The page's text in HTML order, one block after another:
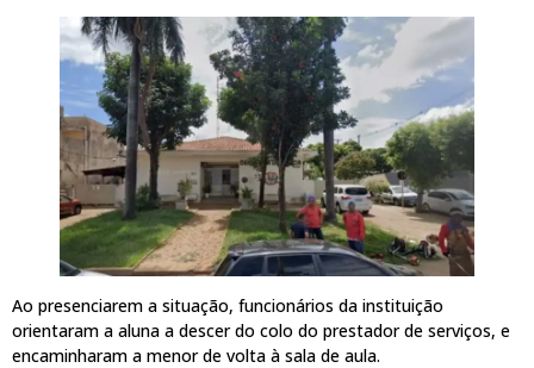
Ao presenciarem a situação, funcionários da instituição
orientaram a aluna a descer do colo do prestador de serviços, e
encaminharam a menor de volta à sala de aula.